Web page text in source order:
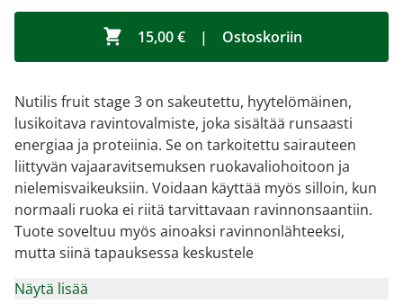
15,00 € | Ostoskoriin
Nutilis fruit stage 3 on sakeutettu, hyytelömäinen,
lusikoitava ravintovalmiste, joka sisältää runsaasti
energiaa ja proteiinia. Se on tarkoitettu sairauteen
liittyvän vajaaravitsemuksen ruokavaliohoitoon ja
nielemisvaikeuksiin. Voidaan käyttää myös silloin, kun
normaali ruoka ei riitä tarvittavaan ravinnonsaantiin.
Tuote soveltuu myös ainoaksi ravinnonlähteeksi,
mutta siinä tapauksessa keskustele
Näytä lisää